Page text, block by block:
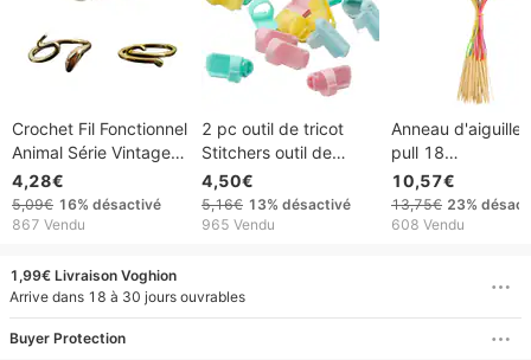
Crochet Fil Fonctionnel
Animal Série Vintage
3D Ornement Anneau
Crochet Cheveux Fil
Bande Anneau
4,28€
5,09€ 16% désactivé
867 Vendu
2 pc outil de tricot
Stitchers outil de
couture laine
compilateur doigt
plastique fil Guides
4,50€
5,16€ 13% désactivé
965 Vendu
Anneau d'aiguille
pull 18
pièces/ensemble,
Tube de couleur
carbonisé,
10,57€
13,75€ 23%
608 Vendu
1,99€ Livraison Voghion
Arrive dans 18 à 30 jours ouvrables
Buyer Protection